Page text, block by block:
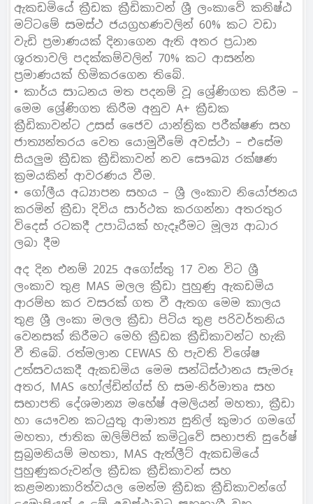
ඇකඩමියේ ක්‍රීඩක ක්‍රීඩිකාවන් ශ්‍රී ලංකාවේ කනිෂ්ඨ
මට්ටමේ සමස්ථ ජයග්‍රහණවලින් 60%‍ කට වඩා
වැඩි ප්‍රමාණයක් දිනාගෙන ඇති අතර ප්‍රධාන
ශූරතාවලි පදක්කම්වලින් 70% කට ආසන්න
ප්‍රමාණයක් හිමිකරගෙන තිබේ.
• කාර්ය සාධනය මත පදනම් වූ ශ්‍රේණිගත කිරීම –
මෙම ශ්‍රේණිගත කිරීම අනුව A+ ක්‍රීඩක
ක්‍රීඩිකාවන්ට උසස් ජෛව යාන්ත්‍රික පරීක්ෂණ සහ
ජාත්‍යන්තරය වෙත යොමුවීමේ අවස්ථා – එසේම
සියලුම ක්‍රීඩක ක්‍රීඩිකාවන් නව සෞඛ්‍ය රක්ෂණ
ක්‍රමයකින් ආවරණය වීම.
• ගෝලීය අධ්‍යාපන සහය – ශ්‍රී ලංකාව නියෝජනය
කරමින් ක්‍රීඩා දිවිය සාර්ථක කරගන්නා අතරතුර
විදෙස් රටකදී උපාධියක් හැදෑරීමට මූල්‍ය ආධාර
ලබා දීම
අද දින එනම් 2025 අගෝස්තු 17 වන විට ශ්‍රී
ලංකාව තුළ MAS මලල ක්‍රීඩා පුහුණු ඇකඩමිය
ආරම්භ කර වසරක් ගත වී ඇතග මෙම කාලය
තුළ ශ්‍රී ලංකා මලල ක්‍රීඩා පිටිය තුළ පරිවර්තනිය
වෙනසක් කිරීමට මෙහි ක්‍රීඩක ක්‍රීඩිකාවන්ට හැකි
වී තිබේ. රත්මලාන CEWAS හි පැවති විශේෂ
උත්සවයකදී ඇකඩමිය මෙම සන්ධිස්ථානය සැමරූ
අතර, MAS හෝල්ඩින්ග්ස් හි සම-නිර්මාතෘ සහ
සභාපති දේශමාන්‍ය මහේෂ් අමලියන් මහතා, ක්‍රීඩා
හා යෞවන කටයුතු ආමාත්‍ය සුනිල් කුමාර ගමගේ
මහතා, ජාතික ඔලිම්පික් කමිටුවේ සභාපති සුරේෂ්
සුබ්‍රමනියම් මහතා, MAS ඇත්ලීට් ඇකඩමියේ
පුහුණුකරුවන්ල ක්‍රීඩක ක්‍රීඩිකාවන් සහ
කළමනාකාරිත්වයල මෙන්ම ක්‍රීඩක ක්‍රීඩිකාවන්ගේ